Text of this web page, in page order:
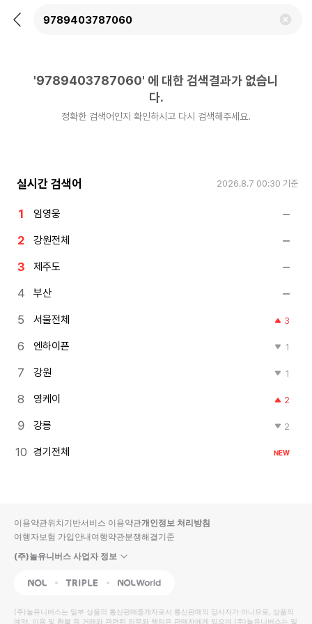
뒤
검
'9789403787060' 에 대한 검색결과가 없습니
다.
정확한 검색어인지 확인하시고 다시 검색해주세요.
실시간 검색어 2026.8.7 00:30 기준
임영웅
강원전체
제주도
부산
서울전체 3
엔하이픈 1
강원 1
영케이 2
강릉 2
경기전체 NEW
이용약관위치기반서비스 이용약관개인정보 처리방침
여행자보험 가입안내여행약관분쟁해결기준
(주)놀유니버스 사업자 정보
NOL Triple Interpark Global
(주)놀유니버스는 일부 상품의 통신판매중개자로서 통신판매의 당사자가 아니므로, 상품의
예약, 이용 및 환불 등 거래와 관련된 의무와 책임은 판매자에게 있으며 (주)놀유니버스는 일